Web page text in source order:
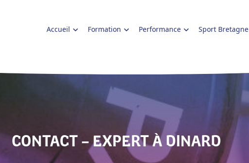
Accueil Formation Performance Sport Bretagne
CONTACT – EXPERT À DINARD